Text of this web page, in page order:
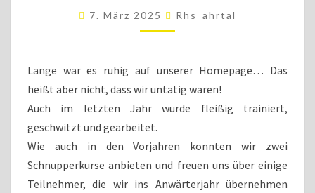
7. März 2025 Rhs_ahrtal
Lange war es ruhig auf unserer Homepage… Das
heißt aber nicht, dass wir untätig waren!
Auch im letzten Jahr wurde fleißig trainiert,
geschwitzt und gearbeitet.
Wie auch in den Vorjahren konnten wir zwei
Schnupperkurse anbieten und freuen uns über einige
Teilnehmer, die wir ins Anwärterjahr übernehmen